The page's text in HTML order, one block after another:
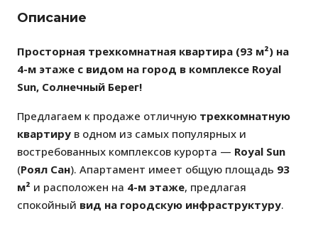
Описание
Просторная трехкомнатная квартира (93 м²) на
4-м этаже с видом на город в комплексе Royal
Sun, Солнечный Берег!
Предлагаем к продаже отличную трехкомнатную
квартиру в одном из самых популярных и
востребованных комплексов курорта — Royal Sun
(Роял Сан). Апартамент имеет общую площадь 93
м² и расположен на 4-м этаже, предлагая
спокойный вид на городскую инфраструктуру.